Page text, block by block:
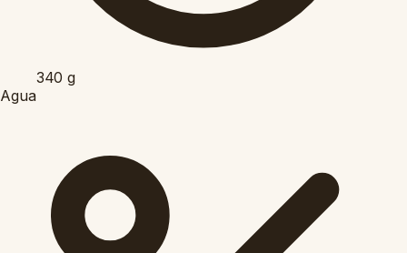
340 g
Agua